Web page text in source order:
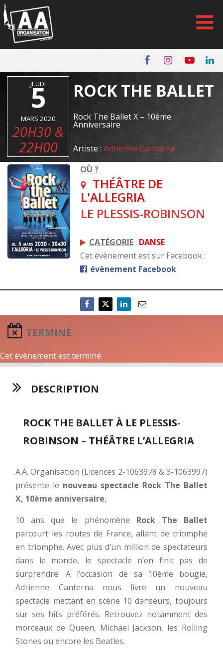
Panneau de gestion des cookies
JEUDI
5
MARS 2020
20H30 &
22H00
ROCK THE BALLET
Rock The Ballet X – 10ème
Anniversaire
Artiste :Adrienne Canterna
OÙ ?
THÉÂTRE DE
L'ALLEGRIA
LE PLESSIS-ROBINSON
CATÉGORIE: DANSE
Cet évènement est sur Facebook :
évènement Facebook
TERMINÉ
Cet évènement est terminé.
DESCRIPTION
ROCK THE BALLET À LE PLESSIS-
ROBINSON – THÉÂTRE L’ALLEGRIA
A.A. Organisation (Licences 2-1063978 & 3-1063997)
présente le nouveau spectacle Rock The Ballet
X, 10ème anniversaire,
10 ans que le phénomène Rock The Ballet
parcourt les routes de France, allant de triomphe
en triomphe. Avec plus d’un million de spectateurs
dans le monde, le spectacle n’en finit pas de
surprendre. A l’occasion de sa 10ème bougie,
Adrienne Canterna nous livre un nouveau
spectacle mettant en scène 10 danseurs, toujours
sur ses hits préférés. Retrouvez notamment des
morceaux de Queen, Michael Jackson, les Rolling
Stones ou encore les Beatles.